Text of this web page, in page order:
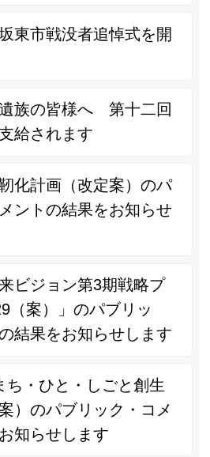
東市戦没者追悼式を開
族の皆様へ 第十二回
給されます
化計画（改定案）のパ
ントの結果をお知らせ
ビジョン第3期戦略プ
（案）」のパブリッ
結果をお知らせします
ち・ひと・しごと創生
）のパブリック・コメ
知らせします